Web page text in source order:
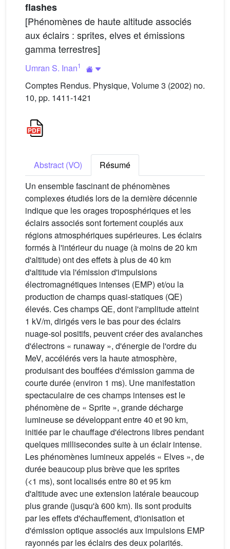
flashes
[Phénomènes de haute altitude associés
aux éclairs : sprites, elves et émissions
gamma terrestres]
Umran S. Inan1
Comptes Rendus. Physique, Volume 3 (2002) no.
10, pp. 1411-1421
Abstract (VO)
Résumé
Un ensemble fascinant de phénomènes
complexes étudiés lors de la dernière décennie
indique que les orages troposphériques et les
éclairs associés sont fortement couplés aux
régions atmosphériques supérieures. Les éclairs
formés à l'intérieur du nuage (à moins de 20 km
d'altitude) ont des effets à plus de 40 km
d'altitude via l'émission d'impulsions
électromagnétiques intenses (EMP) et/ou la
production de champs quasi-statiques (QE)
élevés. Ces champs QE, dont l'amplitude atteint
1 kV/m, dirigés vers le bas pour des éclairs
nuage-sol positifs, peuvent créer des avalanches
d'électrons « runaway », d'énergie de l'ordre du
MeV, accélérés vers la haute atmosphère,
produisant des bouffées d'émission gamma de
courte durée (environ 1 ms). Une manifestation
spectaculaire de ces champs intenses est le
phénomène de « Sprite », grande décharge
lumineuse se développant entre 40 et 90 km,
initiée par le chauffage d'électrons libres pendant
quelques millisecondes suite à un éclair intense.
Les phénomènes lumineux appelés « Elves », de
durée beaucoup plus brève que les sprites
(<1 ms), sont localisés entre 80 et 95 km
d'altitude avec une extension latérale beaucoup
plus grande (jusqu'à 600 km). Ils sont produits
par les effets d'échauffement, d'ionisation et
d'émission optique associés aux impulsions EMP
rayonnés par les éclairs des deux polarités.